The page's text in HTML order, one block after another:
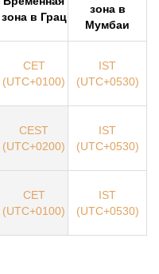
зона в Грац
зона в
Мумбаи
CET
(UTC+0100)
IST
(UTC+0530)
CEST
(UTC+0200)
IST
(UTC+0530)
CET
(UTC+0100)
IST
(UTC+0530)